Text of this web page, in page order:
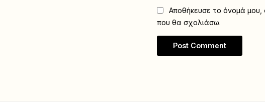
Αποθήκευσε το όνομά μου,
που θα σχολιάσω.